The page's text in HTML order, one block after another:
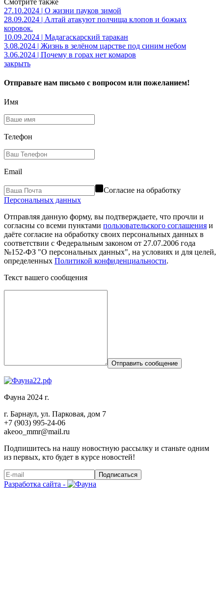
27.10.2024 | О жизни пауков зимой
28.09.2024 | Алтай атакуют полчища клопов и божьих
коровок.
10.09.2024 | Мадагаскарский таракан
3.08.2024 | Жизнь в зелёном царстве под синим небом
3.06.2024 | Почему в горах нет комаров
закрыть
Отправьте нам письмо с вопросом или пожеланием!
Имя
Телефон
Email
Согласие на обработку
Персональных данных
Отправляя данную форму, вы подтверждаете, что прочли и
согласны со всеми пунктами пользовательского соглашения и
даёте согласие на обработку своих персональных данных в
соответствии с Федеральным законом от 27.07.2006 года
№152-ФЗ "О персональных данных", на условиях и для целей,
определенных Политикой конфиденциальности.
Текст вашего сообщения
Отправить сообщение
Фауна 2024 г.
г. Барнаул, ул. Парковая, дом 7
+7 (903) 995-24-06
akeoo_mmr@mail.ru
Подпишитесь на нашу новостную рассылку и станьте одним
из первых, кто будет в курсе новостей!
Подписаться
Разработка сайта -